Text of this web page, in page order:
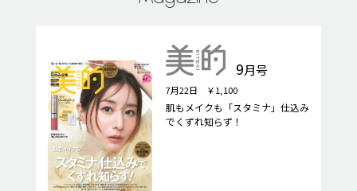
9月号
7月22日 ￥1,100
肌もメイクも「スタミナ」仕込み
でくずれ知らず！